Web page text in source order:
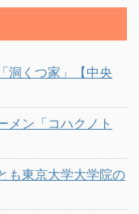
洞くつ家」【中央
メン「コハクノト
も東京大学大学院の